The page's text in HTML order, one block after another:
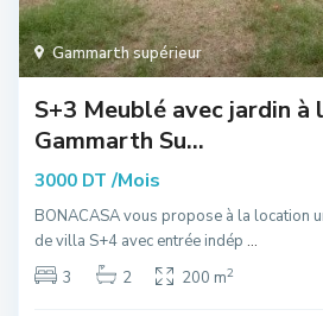
Gammarth supérieur
S+3 Meublé avec jardin à
Gammarth Su...
3000 DT /Mois
BONACASA vous propose à la location
de villa S+4 avec entrée indép ...
3
2 200 m2